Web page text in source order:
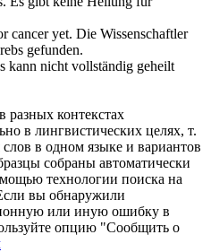
cancer yet. Die Wissenschaftler
gefunden.
kann nicht vollständig geheilt
разных контекстах
в лингвистических целях, т.
в одном языке и вариантов
собраны автоматически
технологии поиска на
вы обнаружили
или иную ошибку в
опцию "Сообщить о